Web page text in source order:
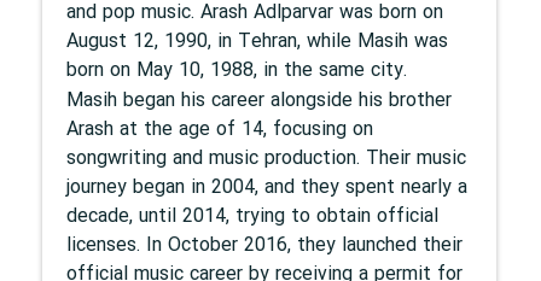
and pop music. Arash Adlparvar was born on
August 12, 1990, in Tehran, while Masih was
born on May 10, 1988, in the same city.
Masih began his career alongside his brother
Arash at the age of 14, focusing on
songwriting and music production. Their music
journey began in 2004, and they spent nearly a
decade, until 2014, trying to obtain official
licenses. In October 2016, they launched their
official music career by receiving a permit for